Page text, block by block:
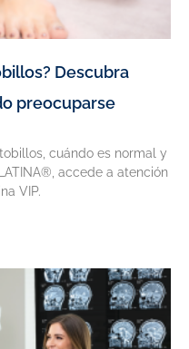
Descubra
preocuparse
cuándo es normal y
accede a atención
VIP.